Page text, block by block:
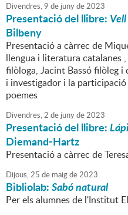
Divendres,9 de junyde2023
Presentació del llibre:
Bilbeny
Presentació a càrrec de
llengua i literatura catalanes
filòloga, Jacint Bassó filòleg
i investigador i la
poemes
Divendres,2 de junyde2023
Presentació del llibre:
Diemand-Hartz
Presentació a càrrec de
Dijous,25 de maigde2023
Bibliolab:Sabó natural
Per els alumnes de l'Institut